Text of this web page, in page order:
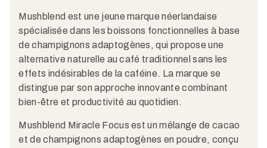
Mushblend est une jeune marque néerlandaise
spécialisée dans les boissons fonctionnelles à base
de champignons adaptogènes, qui propose une
alternative naturelle au café traditionnel sans les
effets indésirables de la caféine. La marque se
distingue par son approche innovante combinant
bien-être et productivité au quotidien.
Mushblend Miracle Focus est un mélange de cacao
et de champignons adaptogènes en poudre, conçu